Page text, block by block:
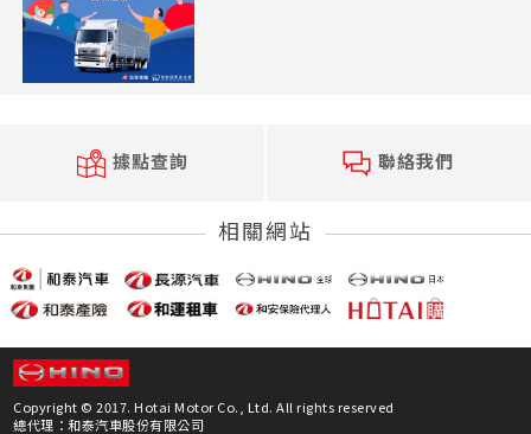
據點查詢 聯絡我們
相關網站
Copyright © 2017. Hotai Motor Co., Ltd. All rights reserved
總代理：和泰汽車股份有限公司